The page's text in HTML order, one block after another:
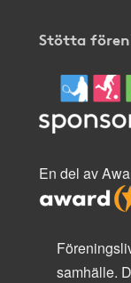
Stötta
En del av
samhälle.